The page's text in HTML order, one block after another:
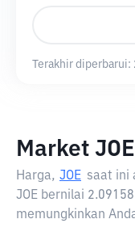
Terakhir diperbarui:
Market JOE
Harga, JOE saat ini
JOE bernilai
memungkinkan